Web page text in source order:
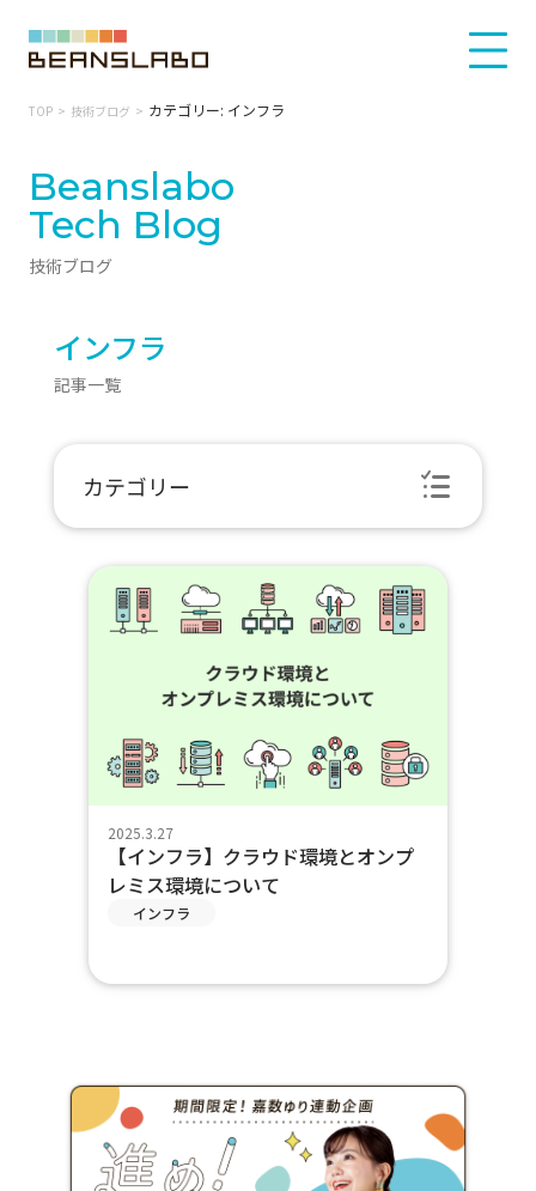
TOP 技術ブログ カテゴリー: インフラ
Beanslabo
Tech Blog
技術ブログ
インフラ
記事一覧
カテゴリー
2025.3.27
【インフラ】クラウド環境とオンプ
レミス環境について
インフラ